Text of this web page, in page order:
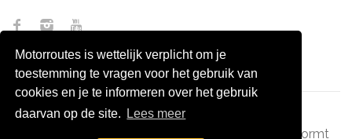
Motorroutes is wettelijk verplicht om je
toestemming te vragen voor het gebruik van
cookies en je te informeren over het gebruik
daarvan op de site.
Lees meer
vormt